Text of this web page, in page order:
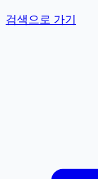
검색으로 가기